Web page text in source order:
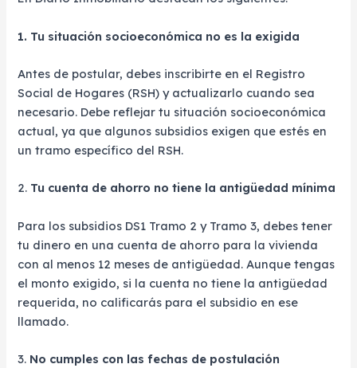
1. Tu situación socioeconómica no es la exigida
Antes de postular, debes inscribirte en el Registro
Social de Hogares (RSH) y actualizarlo cuando sea
necesario. Debe reflejar tu situación socioeconómica
actual, ya que algunos subsidios exigen que estés en
un tramo específico del RSH.
2. Tu cuenta de ahorro no tiene la antigüedad mínima
Para los subsidios DS1 Tramo 2 y Tramo 3, debes tener
tu dinero en una cuenta de ahorro para la vivienda
con al menos 12 meses de antigüedad. Aunque tengas
el monto exigido, si la cuenta no tiene la antigüedad
requerida, no calificarás para el subsidio en ese
llamado.
3. No cumples con las fechas de postulación